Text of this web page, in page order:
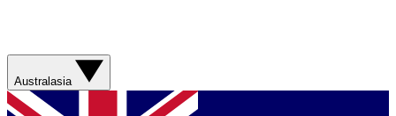
Australasia